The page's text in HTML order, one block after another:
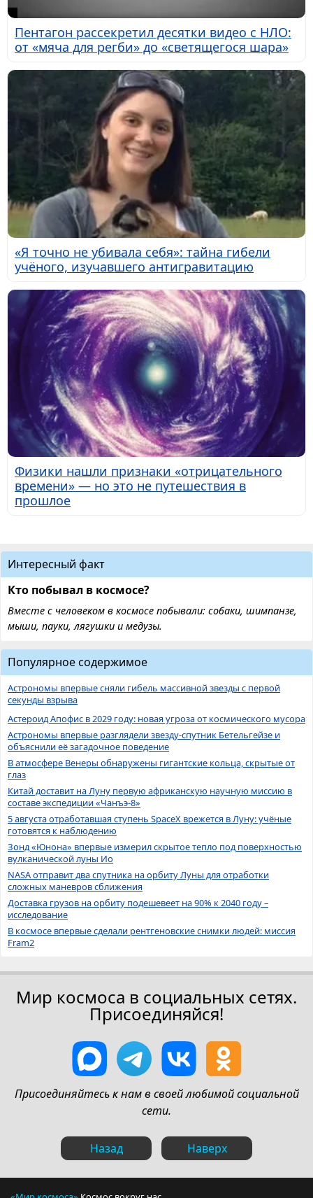
Пентагон рассекретил десятки видео с НЛО:
от «мяча для регби» до «светящегося шара»
«Я точно не убивала себя»: тайна гибели
учёного, изучавшего антигравитацию
Физики нашли признаки «отрицательного
времени» — но это не путешествия в
прошлое
Интересный факт
Кто побывал в космосе?
Вместе с человеком в космосе побывали: собаки, шимпанзе,
мыши, пауки, лягушки и медузы.
Популярное содержимое
Астрономы впервые сняли гибель массивной звезды с первой
секунды взрыва
Астероид Апофис в 2029 году: новая угроза от космического мусора
Астрономы впервые разглядели звезду-спутник Бетельгейзе и
объяснили её загадочное поведение
В атмосфере Венеры обнаружены гигантские кольца, скрытые от
глаз
Китай доставит на Луну первую африканскую научную миссию в
составе экспедиции «Чанъэ-8»
5 августа отработавшая ступень SpaceX врежется в Луну: учёные
готовятся к наблюдению
Зонд «Юнона» впервые измерил скрытое тепло под поверхностью
вулканической луны Ио
NASA отправит два спутника на орбиту Луны для отработки
сложных маневров сближения
Доставка грузов на орбиту подешевеет на 90% к 2040 году –
исследование
В космосе впервые сделали рентгеновские снимки людей: миссия
Fram2
Мир космоса в социальных сетях.
Присоединяйся!
Присоединяйтесь к нам в своей любимой социальной
сети.
Назад Наверх